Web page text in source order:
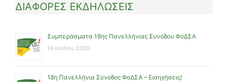
ΔΙΑΦΟΡΕΣ ΕΚΔΗΛΩΣΕΙΣ
Συμπεράσματα 18ης Πανελλήνιας Συνόδου ΦοΔΣΑ
14 Ιουλίου 2026
18η Πανελλήνια Σύνοδος ΦοΔΣΑ – Εισηγήσεις/